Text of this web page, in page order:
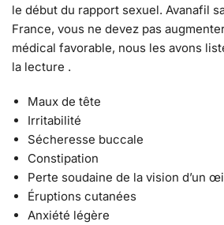
le début du rapport sexuel. Avanafil
France, vous ne devez pas
médical favorable, nous les avons
la lecture .
Maux de tête
Irritabilité
Sécheresse buccale
Constipation
Perte soudaine de la vision d’un
Éruptions cutanées
Anxiété légère